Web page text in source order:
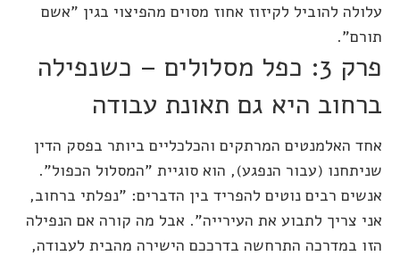
עלולה להוביל לקיזוז אחוז מסוים מהפיצוי בגין "אשם
תורם".
פרק 3: כפל מסלולים – כשנפילה
ברחוב היא גם תאונת עבודה
אחד האלמנטים המרתקים והכלכליים ביותר בפסק הדין
שניתחנו (עבור הנפגע), הוא סוגיית "המסלול הכפול".
אנשים רבים נוטים להפריד בין הדברים: "נפלתי ברחוב,
אני צריך לתבוע את העירייה". אבל מה קורה אם הנפילה
הזו במדרכה התרחשה בדרככם הישירה מהבית לעבודה,